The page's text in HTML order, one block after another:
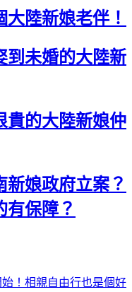
陸新娘老伴！
到未婚的大陸新
貴的大陸新娘仲
娘政府立案？
有保障？
！相親自由行也是個好